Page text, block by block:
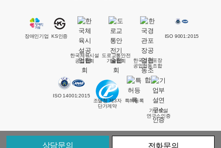
장애인기업 KS인증
한국체육시설
공업협회
도로교통안전
기술협회
한국경관포장
공업협동조합
ISO 9001:2015
ISO 14001:2015
조달청 제3자
단가계약
특허등록
기업부설
연구소인증
상담문의 전화문의